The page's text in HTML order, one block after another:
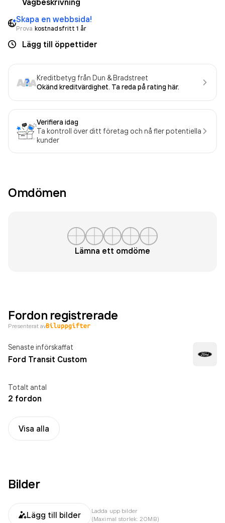
Vägbeskrivning
Skapa en webbsida!
Prova kostnadsfritt 1 år
Lägg till öppettider
Kreditbetyg från Dun & Bradstreet
Okänd kreditvärdighet. Ta reda på rating här.
Verifiera idag
Ta kontroll över ditt företag och nå fler potentiella
kunder
Omdömen
Lämna ett omdöme
Fordon registrerade
Presenterat av
Senaste införskaffat
Ford Transit Custom
Totalt antal
2 fordon
Visa alla
Bilder
Lägg till bilder
Ladda upp bilder
(Maximal storlek: 20MB)